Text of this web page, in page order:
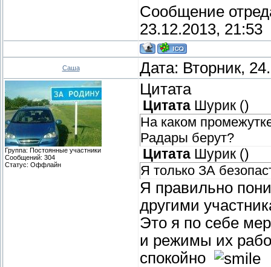
скорости». Чтобы
где конкретно он
и насколько
предложение пока»,
автомобилистов
Сообщение
23.12.2013, 21:53
Саша Дата: Вторник,
Группа: Постоянные участники
Сообщений: 304
Статус: Оффлайн
Цитата
Цитата Шурик ()
На каком
Радары берут?
Цитата Шурик ()
Я только ЗА
Я правильно
другими
Это я по себе
и режимы их
спокойно